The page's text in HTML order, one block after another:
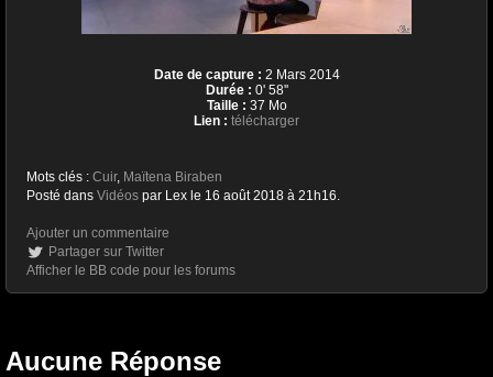
Date de capture : 2 Mars 2014
Durée : 0' 58''
Taille : 37 Mo
Lien : télécharger
Mots clés : Cuir, Maïtena Biraben
Posté dans Vidéos par Lex le 16 août 2018 à 21h16.
Ajouter un commentaire
Partager sur Twitter
Afficher le BB code pour les forums
Aucune Réponse